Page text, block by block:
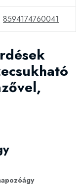
8594174760041